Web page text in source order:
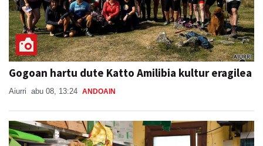
Gogoan hartu dute Katto Amilibia kultur eragilea
Aiurri abu 08, 13:24 ANDOAIN